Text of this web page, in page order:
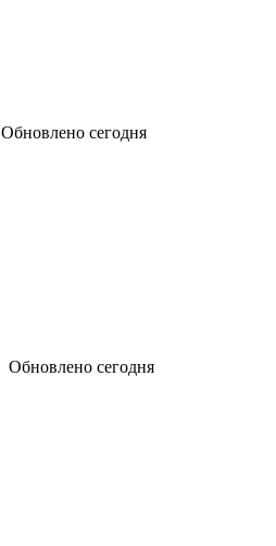
Обновлено сегодня
Обновлено сегодня